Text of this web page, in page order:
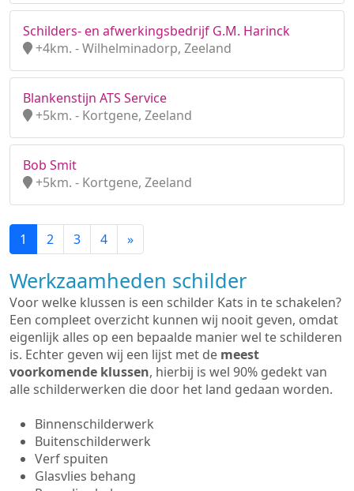
Schilders- en afwerkingsbedrijf G.M. Harinck
+4km. - Wilhelminadorp, Zeeland
Blankenstijn ATS Service
+5km. - Kortgene, Zeeland
Bob Smit
+5km. - Kortgene, Zeeland
1 2 3 4 »
Werkzaamheden schilder
Voor welke klussen is een schilder Kats in te schakelen?
Een compleet overzicht kunnen wij nooit geven, omdat
eigenlijk alles op een bepaalde manier wel te schilderen
is. Echter geven wij een lijst met de meest
voorkomende klussen, hierbij is wel 90% gedekt van
alle schilderwerken die door het land gedaan worden.
Binnenschilderwerk
Buitenschilderwerk
Verf spuiten
Glasvlies behang